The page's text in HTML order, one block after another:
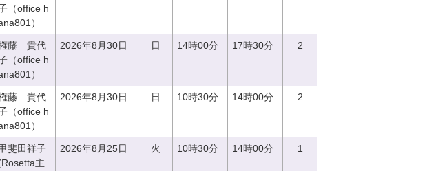
（office h
）
藤 貴代
（office h
）
2026年8月30日 日 14時00分 17時30分 2
藤 貴代
（office h
）
2026年8月30日 日 10時30分 14時00分 2
斐田祥子
主
2026年8月25日 火 10時30分 14時00分 1